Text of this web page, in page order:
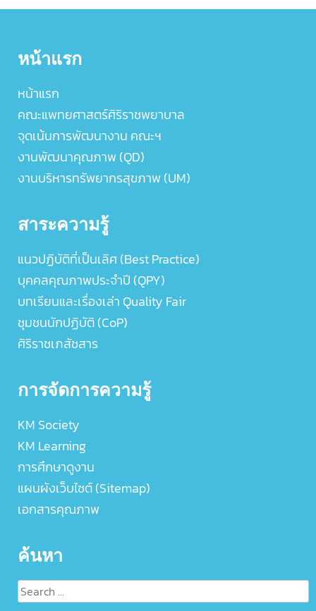
หน้าแรก
หน้าแรก
คณะแพทยศาสตร์ศิริราชพยาบาล
จุดเน้นการพัฒนางาน คณะฯ
งานพัฒนาคุณภาพ (QD)
งานบริหารทรัพยากรสุขภาพ (UM)
สาระความรู้
แนวปฏิบัติที่เป็นเลิศ (Best Practice)
บุคคลคุณภาพประจำปี (QPY)
บทเรียนและเรื่องเล่า Quality Fair
ชุมชนนักปฏิบัติ (CoP)
ศิริราชเภสัชสาร
การจัดการความรู้
KM Society
KM Learning
การศึกษาดูงาน
แผนผังเว็บไซต์ (Sitemap)
เอกสารคุณภาพ
ค้นหา
Search